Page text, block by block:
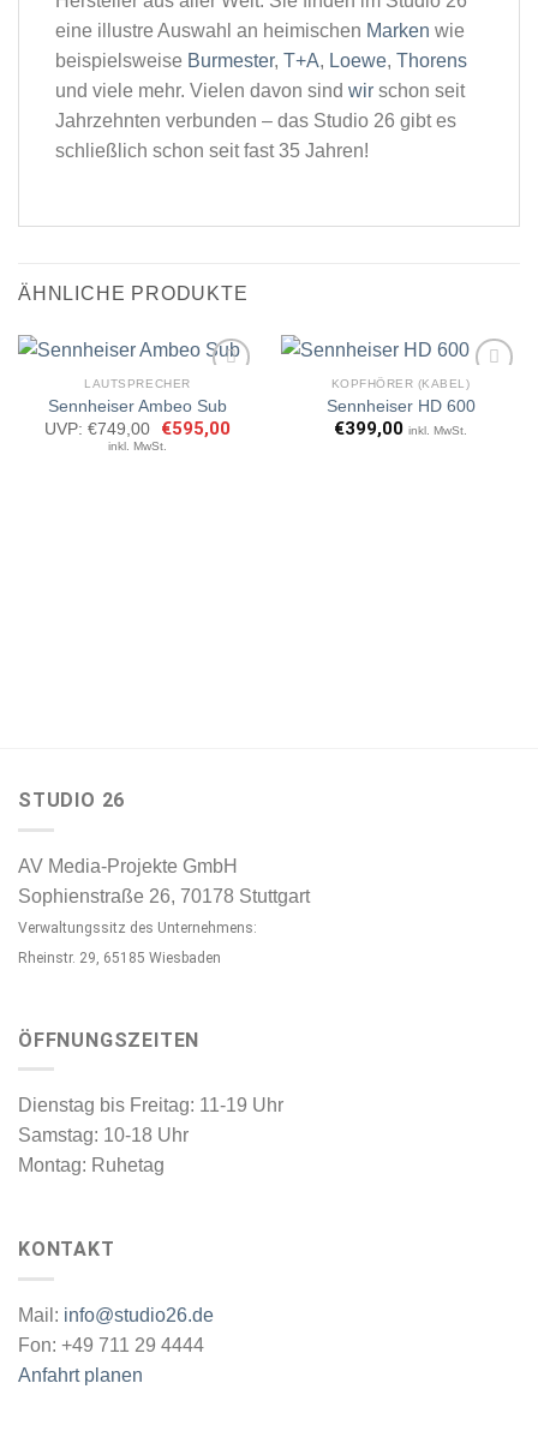
eine illustre Auswahl an heimischen Marken wie
beispielsweise Burmester, T+A, Loewe, Thorens
und viele mehr. Vielen davon sind wir schon seit
Jahrzehnten verbunden – das Studio 26 gibt es
schließlich schon seit fast 35 Jahren!
ÄHNLICHE PRODUKTE
Artikel
LAUTSPRECHER
Sennheiser Ambeo Sub
UVP: €749,00
Ursprünglicher
Preis
€595,00Aktueller
inkl. MwSt.
Artikel
KOPFHÖRER (KABEL)
Sennheiser HD 600
€399,00 inkl. MwSt.
STUDIO 26
AV Media-Projekte GmbH
Sophienstraße 26, 70178 Stuttgart
Verwaltungssitz des Unternehmens:
Rheinstr. 29, 65185 Wiesbaden
ÖFFNUNGSZEITEN
Dienstag bis Freitag: 11-19 Uhr
Samstag: 10-18 Uhr
Montag: Ruhetag
KONTAKT
Mail: info@studio26.de
Fon: +49 711 29 4444
Anfahrt planen